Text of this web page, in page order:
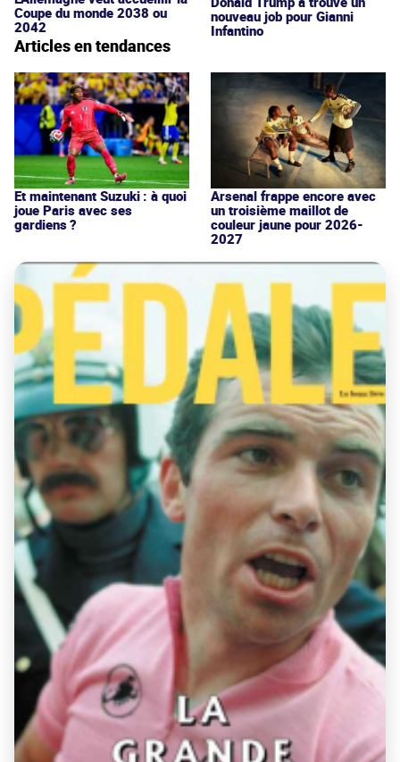
Coupe du monde 2038 ou
2042
nouveau job pour Gianni
Infantino
Articles en tendances
Et maintenant Suzuki : à quoi
joue Paris avec ses
gardiens ?
Arsenal frappe encore avec
un troisième maillot de
couleur jaune pour 2026-
2027